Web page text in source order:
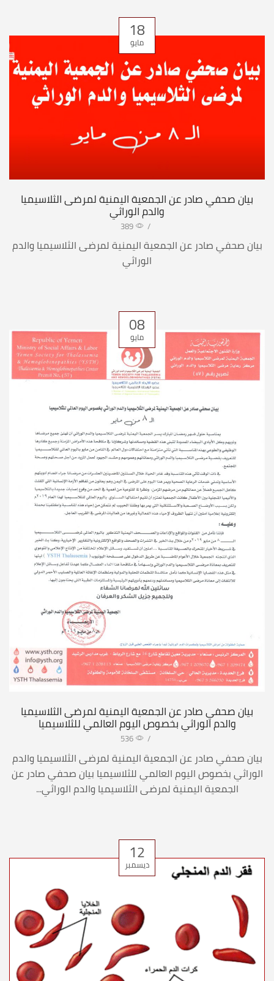
18
مايو
بيان صحفي صادر عن الجمعية اليمنية لمرضى الثلاسيميا
والدم الوراثي
/
389
بيان صحفي صادر عن الجمعية اليمنية لمرضى الثلاسيميا والدم
الوراثي
08
مايو
بيان صحفي صادر عن الجمعية اليمنية لمرضى الثلاسيميا
والدم الوراثي بخصوص اليوم العالمي للثلاسيميا
/
536
بيان صحفي صادر عن الجمعية اليمنية لمرضى الثلاسيميا والدم
الوراثي بخصوص اليوم العالمي للثلاسيميا بيان صحفي صادر عن
الجمعية اليمنية لمرضى الثلاسيميا والدم الوراثي...
12
ديسمبر